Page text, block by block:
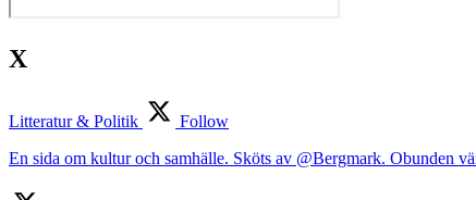
X
Litteratur & Politik
Follow
En sida om kultur och samhälle. Sköts av @Bergmark. Obunden